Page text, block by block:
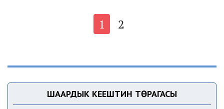
1 2
ШААРДЫК КЕҢЕШТИН ТӨРАГАСЫ